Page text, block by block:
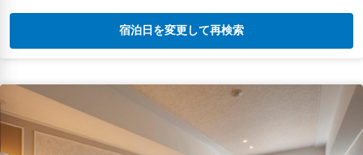
宿泊日を変更して再検索